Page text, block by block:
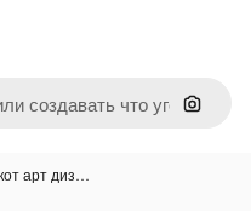
Поиск
арт диз…